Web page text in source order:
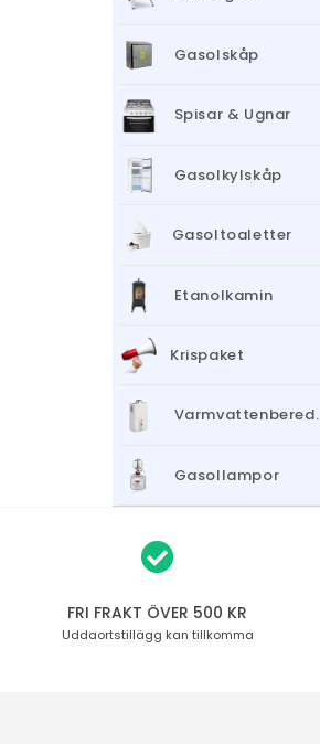
Gasolskåp
Spisar & Ugnar
Gasolkylskåp
Gasoltoaletter
Etanolkamin
Krispaket
Varmvattenbered.
Gasollampor
FRI FRAKT ÖVER 500 KR
Uddaortstillägg kan tillkomma